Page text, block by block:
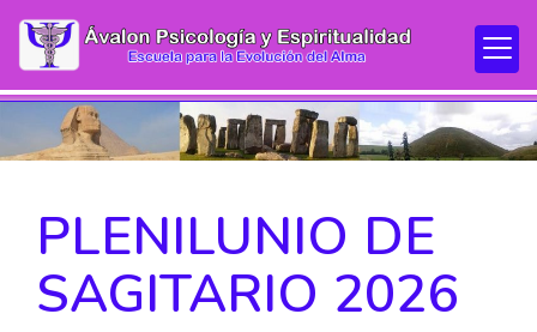
PLENILUNIO DE
SAGITARIO 2026